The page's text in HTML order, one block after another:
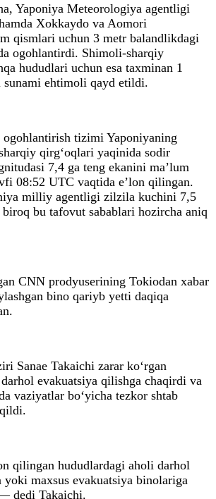
Yaponiya Meteorologiya agentligi
Xokkaydo va Aomori
qismlari uchun 3 metr balandlikdagi
ogohlantirdi. Shimoli-sharqiy
hududlari uchun esa taxminan 1
sunami ehtimoli qayd etildi.
tizimi Yaponiyaning
qirg‘oqlari yaqinida sodir
7,4 ga teng ekanini ma’lum
08:52 UTC vaqtida e’lon qilingan.
milliy agentligi zilzila kuchini 7,5
bu tafovut sabablari hozircha aniq
CNN prodyuserining Tokiodan xabar
bino qariyb yetti daqiqa
Sanae Takaichi zarar ko‘rgan
evakuatsiya qilishga chaqirdi va
vaziyatlar bo‘yicha tezkor shtab
qilingan hududlardagi aholi darhol
maxsus evakuatsiya binolariga
dedi Takaichi.